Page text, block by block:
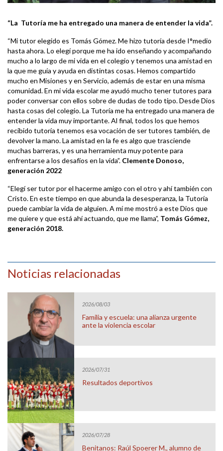
“La Tutoría me ha entregado una manera de entender la vida”.
“Mi tutor elegido es Tomás Gómez. Me hizo tutoría desde I°medio
hasta ahora. Lo elegí porque me ha ido enseñando y acompañando
mucho a lo largo de mi vida en el colegio y tenemos una amistad en
la que me guía y ayuda en distintas cosas. Hemos compartido
mucho en Misiones y en Servicio, además de estar en una misma
comunidad. En mi vida escolar me ayudó mucho tener tutores para
poder conversar con ellos sobre de dudas de todo tipo. Desde Dios
hasta cosas del colegio. La Tutoría me ha entregado una manera de
entender la vida muy importante. Al final, todos los que hemos
recibido tutoría tenemos esa vocación de ser tutores también, de
devolver la mano. La amistad en la fe es algo que trasciende
muchas barreras, y es una herramienta muy potente para
enfrentarse a los desafíos en la vida”. Clemente Donoso,
generación 2022
“Elegí ser tutor por el hacerme amigo con el otro y ahí también con
Cristo. En este tiempo en que abunda la desesperanza, la Tutoría
puede cambiar la vida de alguien. A mí me mostró a este Dios que
me quiere y que está ahí actuando, que me llama”, Tomás Gómez,
generación 2018.
Noticias relacionadas
2026/08/03
Familia y escuela: una alianza urgente
ante la violencia escolar
2026/07/31
Resultados deportivos
2026/07/28
Benitanos: Raúl Spoerer M., alumno de